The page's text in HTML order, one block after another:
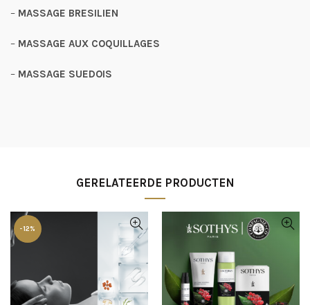
– MASSAGE BRESILIEN
– MASSAGE AUX COQUILLAGES
– MASSAGE SUEDOIS
GERELATEERDE PRODUCTEN
-12%